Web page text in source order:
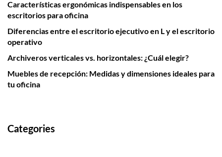
Características ergonómicas indispensables en los
escritorios para oficina
Diferencias entre el escritorio ejecutivo en L y el escritorio
operativo
Archiveros verticales vs. horizontales: ¿Cuál elegir?
Muebles de recepción: Medidas y dimensiones ideales para
tu oficina
Categories